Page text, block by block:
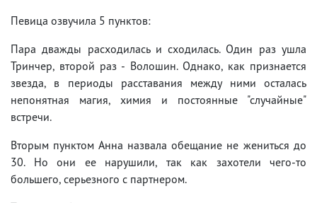
Певица озвучила 5 пунктов:
Пара дважды расходилась и сходилась. Один раз ушла
Тринчер, второй раз - Волошин. Однако, как признается
звезда, в периоды расставания между ними осталась
непонятная магия, химия и постоянные "случайные"
встречи.
Вторым пунктом Анна назвала обещание не жениться до
30. Но они ее нарушили, так как захотели чего-то
большего, серьезного с партнером.